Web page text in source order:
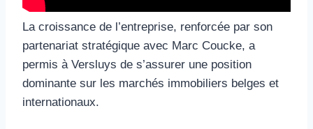
La croissance de l’entreprise, renforcée par son
partenariat stratégique avec Marc Coucke, a
permis à Versluys de s’assurer une position
dominante sur les marchés immobiliers belges et
internationaux.